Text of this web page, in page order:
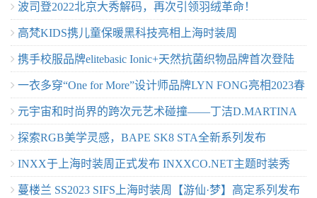
味皮草新时尚
波司登2022北京大秀解码，再次引领羽绒革命！
高梵KIDS携儿童保暖黑科技亮相上海时装周
携手校服品牌elitebasic Ionic+天然抗菌织物品牌首次登陆
2023SS上海时装周
一衣多穿“One for More”设计师品牌LYN FONG亮相2023春
夏上海时装周
元宇宙和时尚界的跨次元艺术碰撞——丁洁D.MARTINA
QUEEN 向阳而生·上海发布秀
探索RGB美学灵感，BAPE SK8 STA全新系列发布
INXX于上海时装周正式发布 INXXCO.NET主题时装秀
蔓楼兰 SS2023 SIFS上海时装周【游仙·梦】高定系列发布